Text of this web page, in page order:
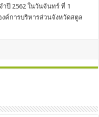
ปี 2562 ในวันจันทร์ ที่ 1
ค์การบริหารส่วนจังหวัดสตูล